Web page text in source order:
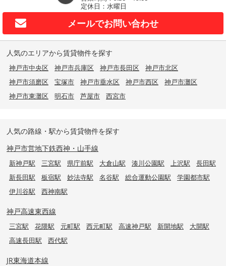
定休日：水曜日
メールでお問い合わせ
人気のエリアから賃貸物件を探す
神戸市中央区 神戸市兵庫区 神戸市長田区
神戸市北区
神戸市須磨区
宝塚市 神戸市垂水区 神戸市西区
神戸市灘区
神戸市東灘区
明石市 芦屋市 西宮市
人気の路線・駅から賃貸物件を探す
神戸市営地下鉄西神・山手線
新神戸駅 三宮駅 県庁前駅 大倉山駅 湊川公園駅 上沢駅
長田駅
新長田駅
板宿駅 妙法寺駅 名谷駅 総合運動公園駅
学園都市駅
伊川谷駅
西神南駅
神戸高速東西線
三宮駅 花隈駅 元町駅 西元町駅 高速神戸駅 新開地駅
大開駅
高速長田駅
西代駅
JR東海道本線